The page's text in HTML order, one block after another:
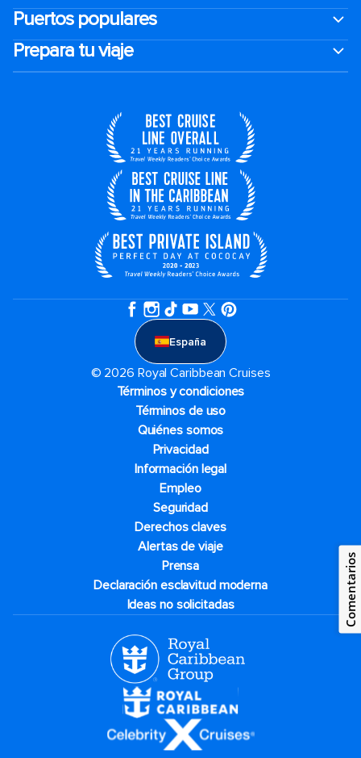
Puertos populares
Prepara tu viaje
España
© 2026 Royal Caribbean Cruises
Términos y condiciones
Términos de uso
Quiénes somos
Privacidad
Información legal
Empleo
Seguridad
Derechos claves
Alertas de viaje
Prensa
Declaración esclavitud moderna
Ideas no solicitadas
Comentarios